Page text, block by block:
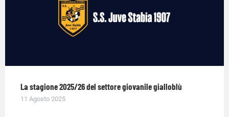
La stagione 2025/26 del settore giovanile gialloblù
11 Agosto 2025